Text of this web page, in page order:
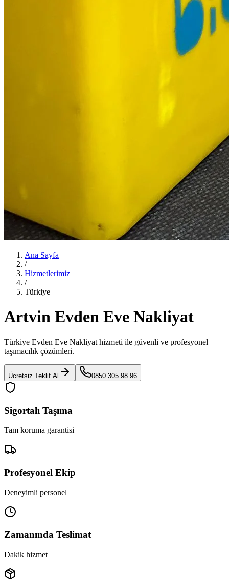
Ana Sayfa
/
Hizmetlerimiz
/
Türkiye
Artvin Evden Eve Nakliyat
Türkiye Evden Eve Nakliyat hizmeti ile güvenli ve profesyonel
taşımacılık çözümleri.
Ücretsiz Teklif Al 0850 305 98 96
Sigortalı Taşıma
Tam koruma garantisi
Profesyonel Ekip
Deneyimli personel
Zamanında Teslimat
Dakik hizmet